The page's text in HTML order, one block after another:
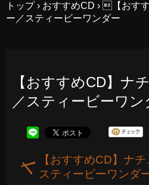
トップ › おすすめCD › 【おす
ー／スティービーワンダー
【おすすめCD】ナ
／スティービーワン
【おすすめCD】ナ
スティービーワンダ